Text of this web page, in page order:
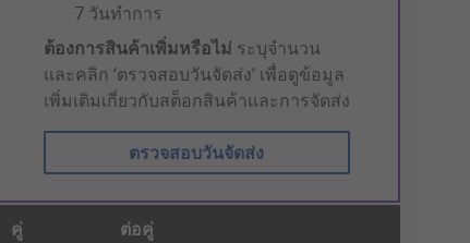
7 วันทำการ
ต้องการสินค้าเพิ่มหรือไม่ ระบุจำนวน
และคลิก ‘ตรวจสอบวันจัดส่ง’ เพื่อดูข้อมูล
เพิ่มเติมเกี่ยวกับสต็อกสินค้าและการจัดส่ง
ตรวจสอบวันจัดส่ง
คู่ ต่อคู่